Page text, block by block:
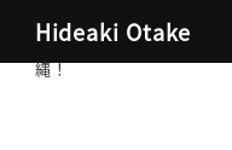
Hideaki Otake
大竹秀明 公式サイト
縄！